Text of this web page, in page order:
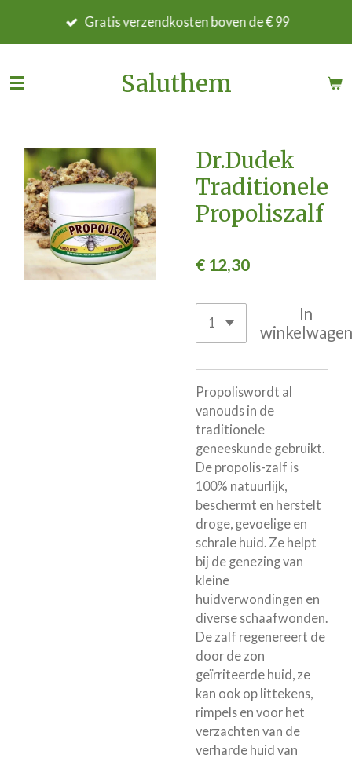
de
hoofdinhoud
Gratis verzendkosten boven de € 99
Saluthem
Dr.Dudek
Traditionele
Propoliszalf
€ 12,30
In
winkelwagen
Propoliswordt al
vanouds in de
traditionele
geneeskunde gebruikt.
De propolis-zalf is
100% natuurlijk,
beschermt en herstelt
droge, gevoelige en
schrale huid. Ze helpt
bij de genezing van
kleine
huidverwondingen en
diverse schaafwonden.
De zalf regenereert de
door de zon
geïrriteerde huid, ze
kan ook op littekens,
rimpels en voor het
verzachten van de
verharde huid van